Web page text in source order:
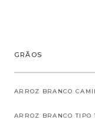
GRÃOS
ARROZ BRANCO
ARROZ BRANCO TIPO